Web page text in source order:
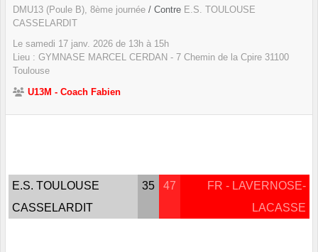
DMU13 (Poule B), 8ème journée / Contre E.S. TOULOUSE
CASSELARDIT
Le samedi 17 janv. 2026 de 13h à 15h
Lieu : GYMNASE MARCEL CERDAN - 7 Chemin de la Cpire 31100
Toulouse
U13M - Coach Fabien
E.S. TOULOUSE
CASSELARDIT
35 47
FR - LAVERNOSE-
LACASSE